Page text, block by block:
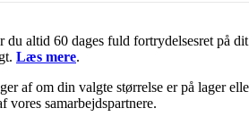
du altid 60 dages fuld fortrydelsesret på dit
Læs mere.
af om din valgte størrelse er på lager
vores samarbejdspartnere.